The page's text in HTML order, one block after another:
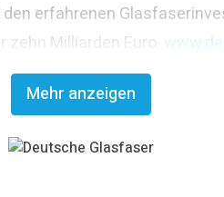
erfahrenen
Milliarden Euro.
Mehr anzeigen